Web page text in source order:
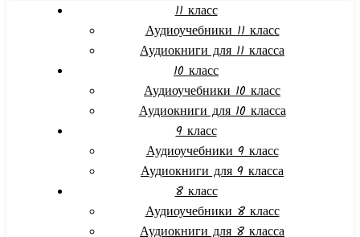
11 класс
Аудиоучебники 11 класс
Аудиокниги для 11 класса
10 класс
Аудиоучебники 10 класс
Аудиокниги для 10 класса
9 класс
Аудиоучебники 9 класс
Аудиокниги для 9 класса
8 класс
Аудиоучебники 8 класс
Аудиокниги для 8 класса